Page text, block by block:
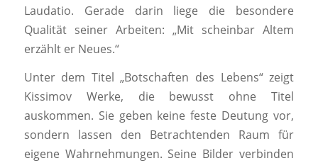
Laudatio. Gerade darin liege die besondere
Qualität seiner Arbeiten: „Mit scheinbar Altem
erzählt er Neues.“
Unter dem Titel „Botschaften des Lebens“ zeigt
Kissimov Werke, die bewusst ohne Titel
auskommen. Sie geben keine feste Deutung vor,
sondern lassen den Betrachtenden Raum für
eigene Wahrnehmungen. Seine Bilder verbinden